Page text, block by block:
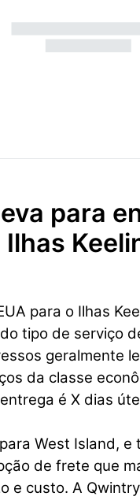
para
para o Ilhas
tipo de serviço
geralmente
da classe
é X dias
West Island, e
de frete que
e custo. A